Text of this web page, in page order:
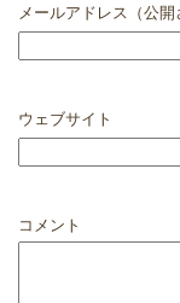
メールアドレス（公開
ウェブサイト
コメント